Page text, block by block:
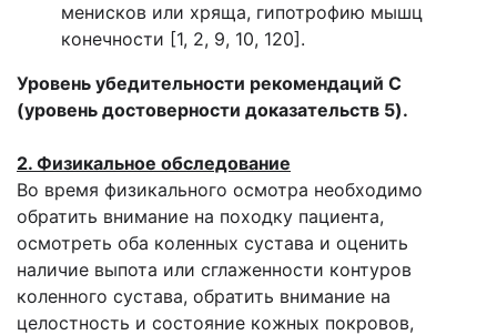
менисков или хряща, гипотрофию мышц
конечности [1, 2, 9, 10, 120].
Уровень убедительности рекомендаций C
(уровень достоверности доказательств 5).
2. Физикальное обследование
Во время физикального осмотра необходимо
обратить внимание на походку пациента,
осмотреть оба коленных сустава и оценить
наличие выпота или сглаженности контуров
коленного сустава, обратить внимание на
целостность и состояние кожных покровов,